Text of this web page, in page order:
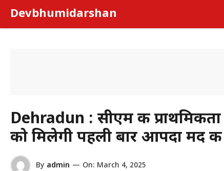
content
Devbhumidarshan
Dehradun : सीएम की
को मिलेगी पहली बार आपदा मद की
By admin — On: March 4, 2025